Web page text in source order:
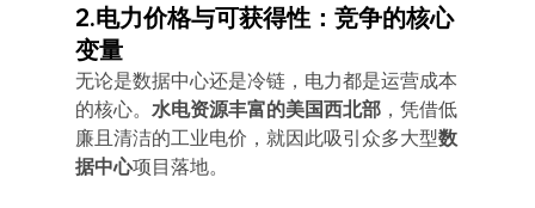
2.电力价格与可获得性：竞争的核心
变量
无论是数据中心还是冷链，电力都是运营成本
的核心。 水电资源丰富的美国西北部，凭借低
廉且清洁的工业电价，就因此吸引众多大型数
据中心项目落地。